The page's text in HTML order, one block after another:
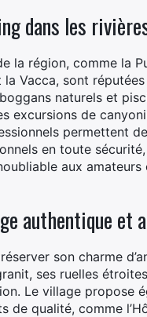
dans les
la région, comme la
la Vacca, sont
naturels et
excursions de
permettent
en toute
aux amateurs
authentique et
son charme
ses ruelles
Le village propose
de qualité, comme